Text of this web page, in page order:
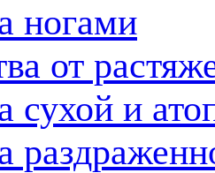
ногами
от
сухой и